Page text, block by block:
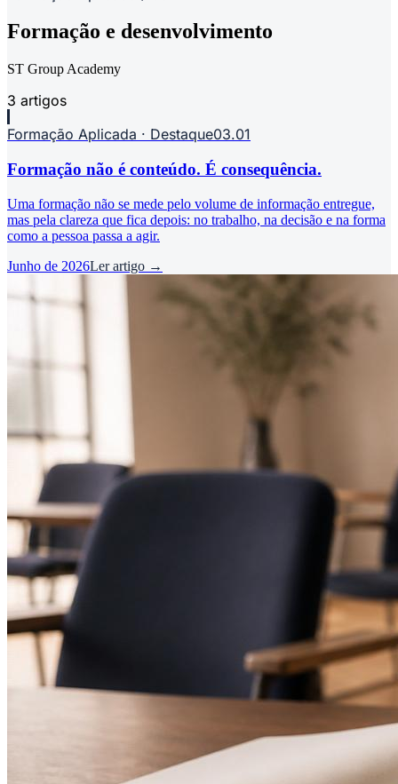
Formação e desenvolvimento
ST Group Academy
3 artigos
Formação Aplicada · Destaque03.01
Formação não é conteúdo. É consequência.
Uma formação não se mede pelo volume de informação entregue,
mas pela clareza que fica depois: no trabalho, na decisão e na forma
como a pessoa passa a agir.
Junho de 2026Ler artigo →